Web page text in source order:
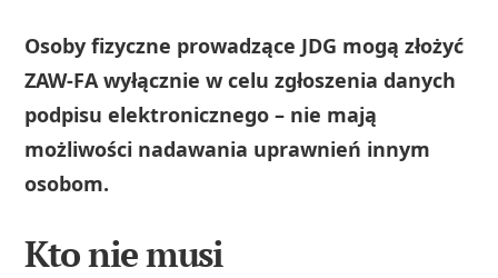
Osoby fizyczne prowadzące JDG mogą złożyć
ZAW-FA wyłącznie w celu zgłoszenia danych
podpisu elektronicznego – nie mają
możliwości nadawania uprawnień innym
osobom.
Kto nie musi